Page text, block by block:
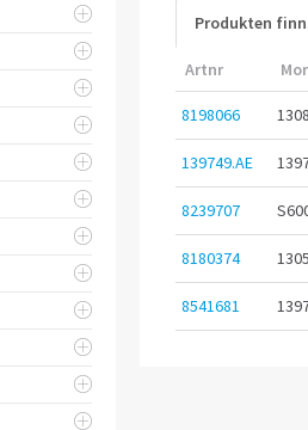
Produkten
Artnr
8198066
139749.AE
8239707
8180374
8541681